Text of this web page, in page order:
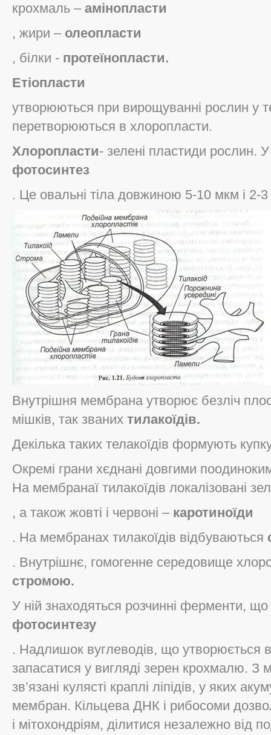
крохмаль – амінопласти
, жири – олеопласти
, білки - протеїнопласти.
Етіопласти
утворюються при вирощуванні рослин у
перетворюються в хлоропласти.
Хлоропласти- зелені пластиди рослин.
фотосинтез
. Це овальні тіла довжиною 5-10 мкм і 2-
Внутрішня мембрана утворює безліч
мішків, так званих тилакоїдів.
Декілька таких телакоїдів формують
Окремі грани хєднані довгими
На мембранаї тилакоїдів локалізовані
, а також жовті і червоні – каротиноїди
. На мембранах тилакоїдів відбуваються
. Внутрішнє, гомогенне середовище
стромою.
У ній знаходяться розчинні ферменти,
фотосинтезу
. Надлишок вуглеводів, що утворюється
запасатися у вигляді зерен крохмалю. З
зв’язані кулясті краплі ліпідів, у яких
мембран. Кільцева ДНК і рибосоми
і мітохондріям, ділитися незалежно від